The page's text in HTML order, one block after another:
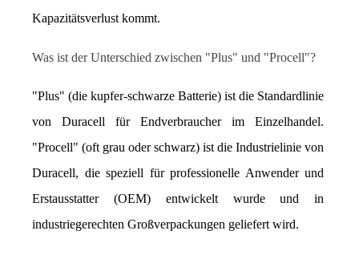
Kapazitätsverlust kommt.
Was ist der Unterschied zwischen "Plus" und "Procell"?
"Plus" (die kupfer-schwarze Batterie) ist die Standardlinie
von Duracell für Endverbraucher im Einzelhandel.
"Procell" (oft grau oder schwarz) ist die Industrielinie von
Duracell, die speziell für professionelle Anwender und
Erstausstatter (OEM) entwickelt wurde und in
industriegerechten Großverpackungen geliefert wird.